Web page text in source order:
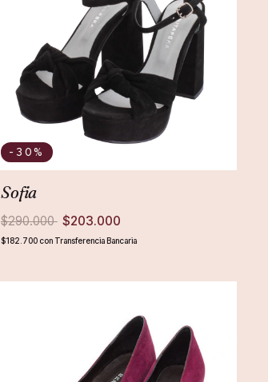
-30%
Sofia
$290.000 $203.000
$182.700 con Transferencia Bancaria